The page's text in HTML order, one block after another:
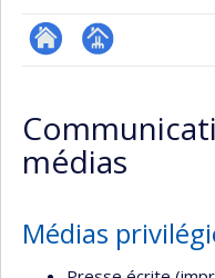
ResearchGate
Page
médias
Médias